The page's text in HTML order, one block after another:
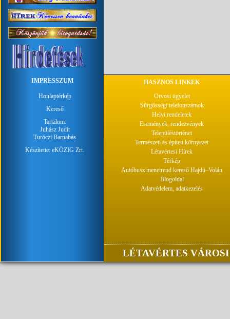
IMPRESSZUM
Honlaptérkép
Kereső
Tartalom:
Juhász Judit
Turóczi Barnabás
Készítette:eKÖZIG Zrt.
HASZNOS LINKEK
Orvosi ügyelet
Sürgősségi telefonszámok
Helyi rendeletek
Események, rendezvények
Településtörténet
Természeti és épített környezet
Létavértesi Hírek
Térkép
Autóbusz menetrend kereső Hajdú–Volán
Blogoldal
Adatvédelem, adatkezelés
LÉTAVÉRTES